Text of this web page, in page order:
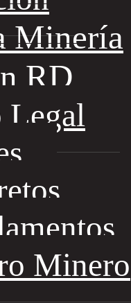
Minería
RD
Legal
Minero